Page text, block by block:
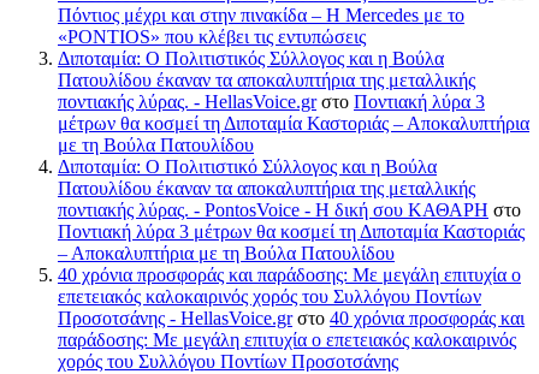
Πόντιος μέχρι και στην πινακίδα – Η Mercedes με το
«PONTIOS» που κλέβει τις εντυπώσεις
Διποταμία: Ο Πολιτιστικός Σύλλογος και η Βούλα
Πατουλίδου έκαναν τα αποκαλυπτήρια της μεταλλικής
ποντιακής λύρας. - HellasVoice.grστο Ποντιακή λύρα 3
μέτρων θα κοσμεί τη Διποταμία Καστοριάς – Αποκαλυπτήρια
με τη Βούλα Πατουλίδου
Διποταμία: Ο Πολιτιστικό Σύλλογος και η Βούλα
Πατουλίδου έκαναν τα αποκαλυπτήρια της μεταλλικής
ποντιακής λύρας. - PontosVoice - H δική σου ΚΑΘΑΡΗ στο
Ποντιακή λύρα 3 μέτρων θα κοσμεί τη Διποταμία Καστοριάς
– Αποκαλυπτήρια με τη Βούλα Πατουλίδου
40 χρόνια προσφοράς και παράδοσης: Με μεγάλη επιτυχία ο
επετειακός καλοκαιρινός χορός του Συλλόγου Ποντίων
Προσοτσάνης - HellasVoice.grστο 40 χρόνια προσφοράς και
παράδοσης: Με μεγάλη επιτυχία ο επετειακός καλοκαιρινός
χορός του Συλλόγου Ποντίων Προσοτσάνης